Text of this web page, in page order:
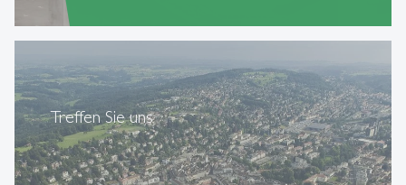
Treffen Sie uns